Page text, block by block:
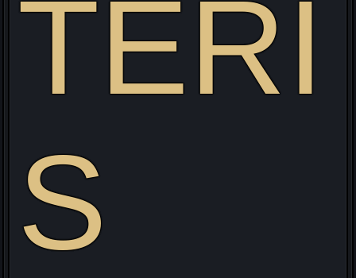
Visitez mon site web pour découvrir mon projet Live
alliant Gaming/Streaming/Cosplay !
TERI
S